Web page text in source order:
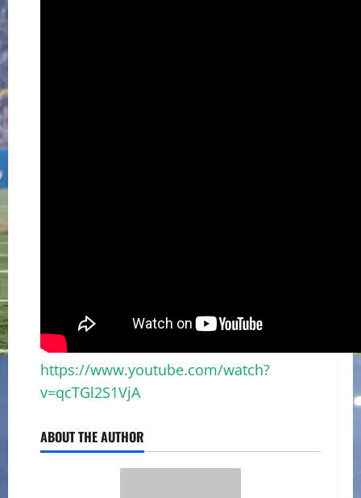
https://www.youtube.com/watch?
v=qcTGl2S1VjA
ABOUT THE AUTHOR